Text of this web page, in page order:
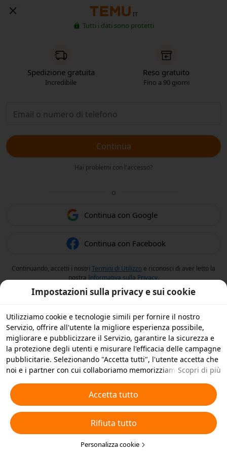
IT
Tutti i dati sono protetti
Spedizione gratuita
Incredibile
Reso gratuito
Fino a 90 giorni
Continua
Hai problemi con l'accesso?
o
Continua con Google
Continua con Facebook
Continuando, accetti i nostri Termini di Utilizzo e riconosci di aver letto la
nostra Informativa sulla Privacy.
Impostazioni sulla privacy e sui cookie
Utilizziamo cookie e tecnologie simili per fornire il nostro
Servizio, offrire all'utente la migliore esperienza possibile,
migliorare e pubblicizzare il Servizio, garantire la sicurezza e
la protezione degli utenti e misurare l'efficacia delle campagne
pubblicitarie. Selezionando "Accetta tutti", l'utente accetta che
noi e i partner con cui collaboriamo memorizziamo cookie e
pubblicitari. L'utente può anche selezionare "Rifiuta tutti" per i
cookie non essenziali, oppure scegliere quali tipi di cookie
accettare o disattivare cliccando su "Personalizza cookie" qui
sotto o in qualsiasi momento nelle impostazioni sulla privacy.
Per ulteriori informazioni, visualizza la nostraInformativa sui
Cookie e sulle Tecnologie Simili.
Scopri di più
Accetta tutto
Rifiuta tutto
Personalizza cookie